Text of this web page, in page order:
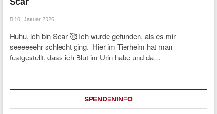
Scar
10. Januar 2026
Huhu, ich bin Scar 🥰 Ich wurde gefunden, als es mir
seeeeeehr schlecht ging. Hier im Tierheim hat man
festgestellt, dass ich Blut im Urin habe und da…
SPENDENINFO